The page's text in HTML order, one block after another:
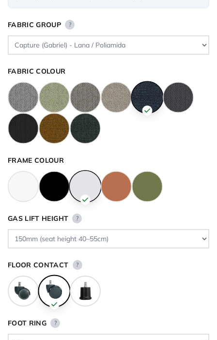
FABRIC GROUP ?
FABRIC COLOUR
FRAME COLOUR
GAS LIFT HEIGHT ?
FLOOR CONTACT ?
FOOT RING ?